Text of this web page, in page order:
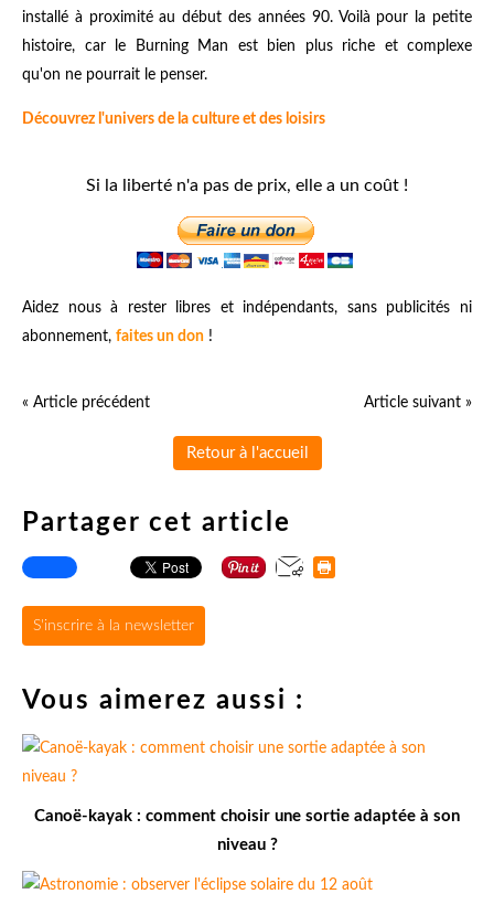
installé à proximité au début des années 90. Voilà pour la petite
histoire, car le Burning Man est bien plus riche et complexe
qu'on ne pourrait le penser.
Découvrez l'univers de la culture et des loisirs
Si la liberté n'a pas de prix, elle a un coût !
Aidez nous à rester libres et indépendants, sans publicités ni
abonnement, faites un don !
« Article précédent Article suivant »
Retour à l'accueil
Partager cet article
S'inscrire à la newsletter
Vous aimerez aussi :
Canoë-kayak : comment choisir une sortie adaptée à son
niveau ?